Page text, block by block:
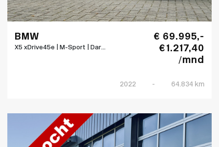
BMW
X5 xDrive45e | M-Sport | Dar...
€ 69.995,-
€ 1.217,40
/mnd
2022 - 64.834 km